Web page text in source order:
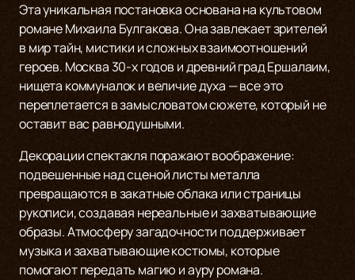
Эта уникальная постановка основана на культовом
романе Михаила Булгакова. Она завлекает зрителей
в мир тайн, мистики и сложных взаимоотношений
героев. Москва 30-х годов и древний град Ершалаим,
нищета коммуналок и величие духа — все это
переплетается в замысловатом сюжете, который не
оставит вас равнодушными.
Декорации спектакля поражают воображение:
подвешенные над сценой листы металла
превращаются в закатные облака или страницы
рукописи, создавая нереальные и захватывающие
образы. Атмосферу загадочности поддерживает
музыка и захватывающие костюмы, которые
помогают передать магию и ауру романа.